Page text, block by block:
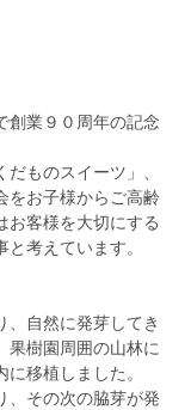
創業９０周年の記念
ものスイーツ」、
をお子様からご高齢
お客様を大切にする
考えています。
自然に発芽してき
樹園周囲の山林に
移植しました。
、その次の脇芽が発